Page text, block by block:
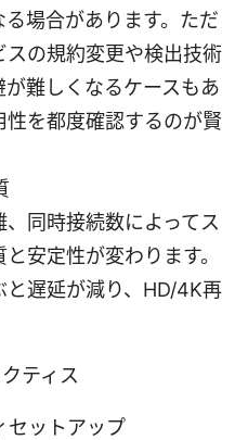
場合があります。ただ
スの規約変更や検出技術
難しくなるケースもあ
性を都度確認するのが賢
同時接続数によってス
安定性が変わります。
と遅延が減り、HD/4K再
ティス
セットアップ